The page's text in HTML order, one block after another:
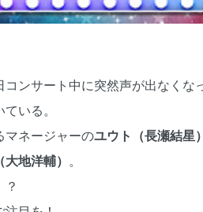
コンサート中に突然声が出なくな
いる。
マネージャーのユウト（⻑瀬結星）
地洋輔） 。